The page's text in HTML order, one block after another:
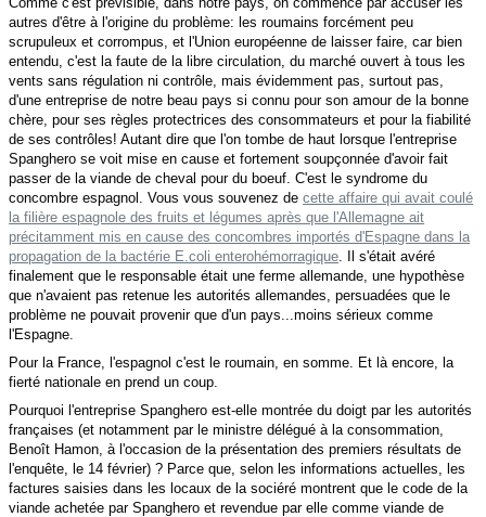
autres d'être à l'origine du problème: les roumains forcément peu
scrupuleux et corrompus, et l'Union européenne de laisser faire, car bien
entendu, c'est la faute de la libre circulation, du marché ouvert à tous les
vents sans régulation ni contrôle, mais évidemment pas, surtout pas,
d'une entreprise de notre beau pays si connu pour son amour de la bonne
chère, pour ses règles protectrices des consommateurs et pour la fiabilité
de ses contrôles! Autant dire que l'on tombe de haut lorsque l'entreprise
Spanghero se voit mise en cause et fortement soupçonnée d'avoir fait
passer de la viande de cheval pour du boeuf. C'est le syndrome du
concombre espagnol. Vous vous souvenez decette affaire qui avait coulé
la filière espagnole des fruits et légumes après que l'Allemagne ait
précitamment mis en cause des concombres importés d'Espagne dans la
propagation de la bactérie E.coli enterohémorragique . Il s'était avéré
finalement que le responsable était une ferme allemande, une hypothèse
que n'avaient pas retenue les autorités allemandes, persuadées que le
problème ne pouvait provenir que d'un pays...moins sérieux comme
l'Espagne.
Pour la France, l'espagnol c'est le roumain, en somme. Et là encore, la
fierté nationale en prend un coup.
Pourquoi l'entreprise Spanghero est-elle montrée du doigt par les autorités
françaises (et notamment par le ministre délégué à la consommation,
Benoît Hamon, à l'occasion de la présentation des premiers résultats de
l'enquête, le 14 février) ? Parce que, selon les informations actuelles, les
factures saisies dans les locaux de la sociéré montrent que le code de la
viande achetée par Spanghero et revendue par elle comme viande de